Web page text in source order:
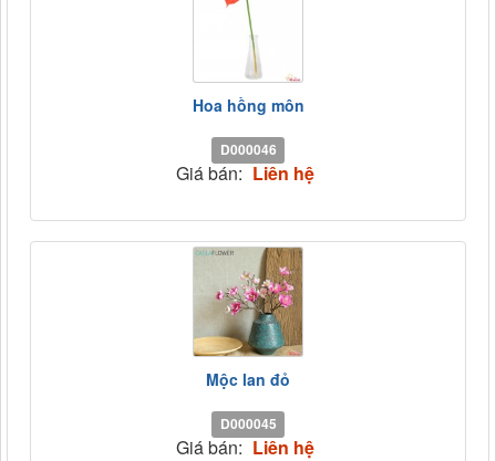
Hoa hồng môn
D000046
Giá bán: Liên hệ
Mộc lan đỏ
D000045
Giá bán: Liên hệ